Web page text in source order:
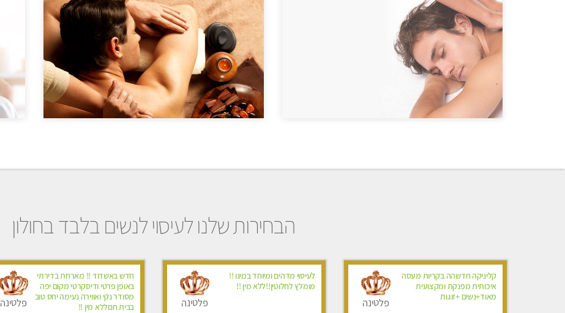
הבחירות שלנו לעיסוי לנשים בלבד בחולון
קליניקה חדשהה בקריות מעסה
איכותית מפנקת ומקצועית
מאוד+נשים +זוגות
פלטינה
לעיסוי מדהים ומיוחד במינו !!
מומלץ לחלוטין!!ללא מין !!
פלטינה
חדש באשדוד !! מארחת בדירתי
באופן פרטי ודיסקרטי מקום יפה
מסודר נקי ואווירה נעימה יחס טוב
בבית חםללא מין !!
פלטינה